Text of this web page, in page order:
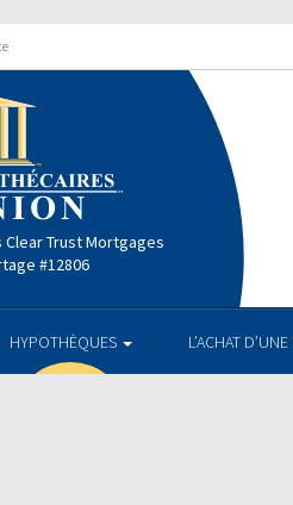
Clear Trust Mortgages
#12806
HYPOTHÈQUES L’ACHAT